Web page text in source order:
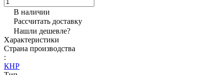
В наличии
Рассчитать доставку
Нашли дешевле?
Характеристики
Страна производства
:
КНР